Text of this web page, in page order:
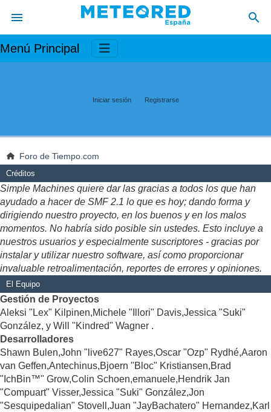
Menú Principal
Iniciar sesión Registrarse
Foro de Tiempo.com
Créditos
Simple Machines quiere dar las gracias a todos los que han
ayudado a hacer de SMF 2.1 lo que es hoy; dando forma y
dirigiendo nuestro proyecto, en los buenos y en los malos
momentos. No habría sido posible sin ustedes. Esto incluye a
nuestros usuarios y especialmente suscriptores - gracias por
instalar y utilizar nuestro software, así como proporcionar
invaluable retroalimentación, reportes de errores y opiniones.
El Equipo
Gestión de Proyectos
Aleksi "Lex" Kilpinen,Michele "Illori" Davis,Jessica "Suki"
González, y Will "Kindred" Wagner .
Desarrolladores
Shawn Bulen,John "live627" Rayes,Oscar "Ozp" Rydhé,Aaron
van Geffen,Antechinus,Bjoern "Bloc" Kristiansen,Brad
"IchBin™" Grow,Colin Schoen,emanuele,Hendrik Jan
"Compuart" Visser,Jessica "Suki" González,Jon
"Sesquipedalian" Stovell,Juan "JayBachatero" Hernandez,Karl